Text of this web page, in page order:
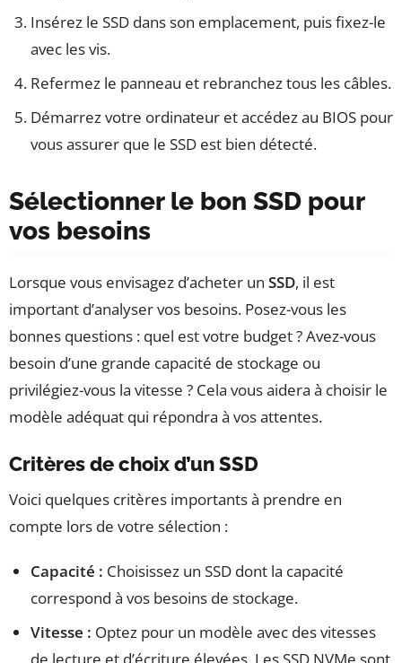
Insérez le SSD dans son emplacement, puis fixez-le
avec les vis.
Refermez le panneau et rebranchez tous les câbles.
Démarrez votre ordinateur et accédez au BIOS pour
vous assurer que le SSD est bien détecté.
Sélectionner le bon SSD pour
vos besoins
Lorsque vous envisagez d’acheter un SSD, il est
important d’analyser vos besoins. Posez-vous les
bonnes questions : quel est votre budget ? Avez-vous
besoin d’une grande capacité de stockage ou
privilégiez-vous la vitesse ? Cela vous aidera à choisir le
modèle adéquat qui répondra à vos attentes.
Critères de choix d’un SSD
Voici quelques critères importants à prendre en
compte lors de votre sélection :
Capacité : Choisissez un SSD dont la capacité
correspond à vos besoins de stockage.
Vitesse : Optez pour un modèle avec des vitesses